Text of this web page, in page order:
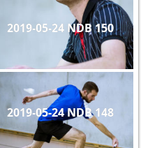
2019-05-24 NDB 150
2019-05-24 NDB 148